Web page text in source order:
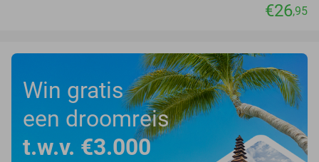
€26,95
Win gratis
een droomreis
t.w.v. €3.000